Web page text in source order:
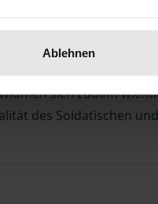
Ablehnen
die Beiträge, die
für diesen
als auch auf Global
sich zudem
des Soldatischen